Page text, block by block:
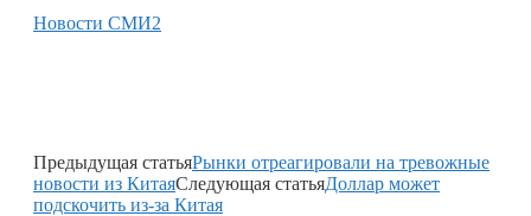
Новости СМИ2
Предыдущая статьяРынки отреагировали на тревожные
новости из КитаяСледующая статьяДоллар может
подскочить из-за Китая